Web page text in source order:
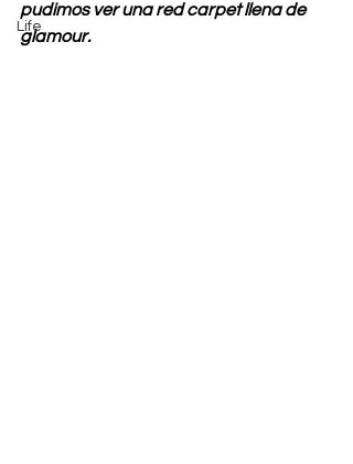
Life
pudimos ver una red carpet llena de
glamour.